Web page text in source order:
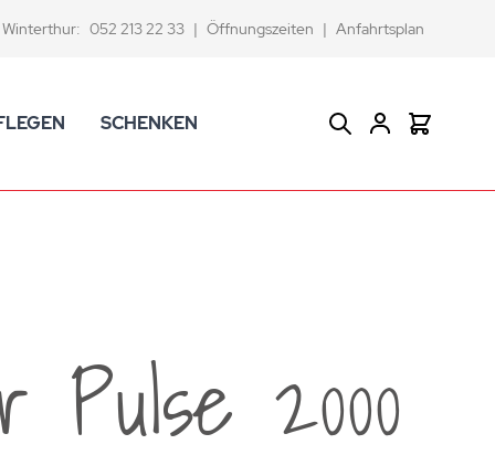
Winterthur: 052 213 22 33 | Öffnungszeiten | Anfahrtsplan
und Ersatzbürsten
SCHENKEN Suche
2000